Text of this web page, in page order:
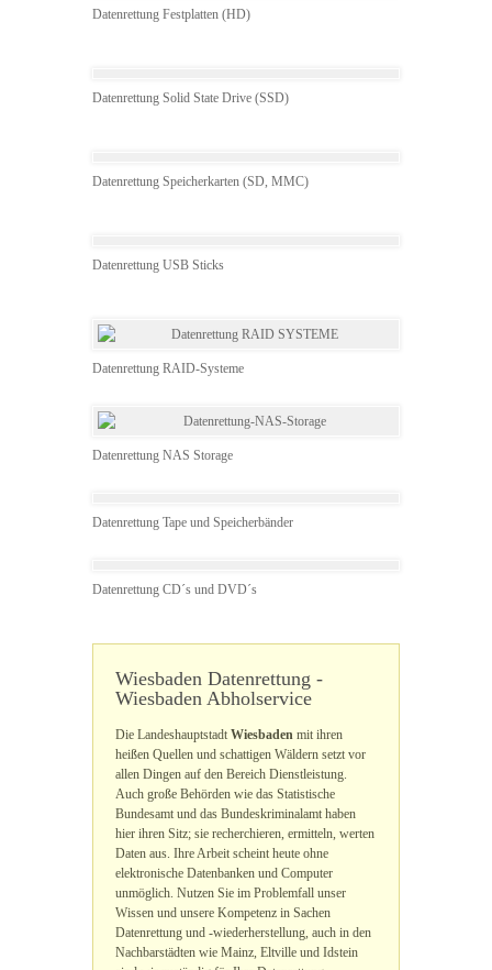
Datenrettung Festplatten (HD)
Datenrettung Solid State Drive (SSD)
Datenrettung Speicherkarten (SD, MMC)
Datenrettung USB Sticks
Datenrettung RAID-Systeme
Datenrettung NAS Storage
Datenrettung Tape und Speicherbänder
Datenrettung CD´s und DVD´s
Wiesbaden Datenrettung -
Wiesbaden Abholservice
Die Landeshauptstadt Wiesbaden mit ihren
heißen Quellen und schattigen Wäldern setzt vor
allen Dingen auf den Bereich Dienstleistung.
Auch große Behörden wie das Statistische
Bundesamt und das Bundeskriminalamt haben
hier ihren Sitz; sie recherchieren, ermitteln, werten
Daten aus. Ihre Arbeit scheint heute ohne
elektronische Datenbanken und Computer
unmöglich. Nutzen Sie im Problemfall unser
Wissen und unsere Kompetenz in Sachen
Datenrettung und -wiederherstellung, auch in den
Nachbarstädten wie Mainz, Eltville und Idstein